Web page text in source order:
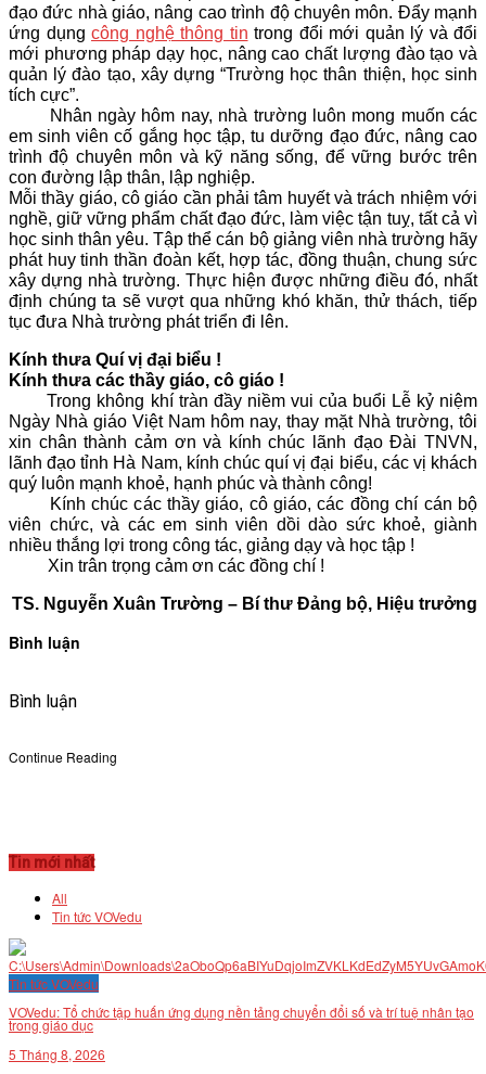
đạo đức nhà giáo, nâng cao trình độ chuyên môn. Đẩy mạnh
ứng dụng công nghệ thông tin trong đổi mới quản lý và đổi
mới phương pháp dạy học, nâng cao chất lượng đào tạo và
quản lý đào tạo, xây dựng “Trường học thân thiện, học sinh
tích cực”.
Nhân ngày hôm nay, nhà trường luôn mong muốn các
em sinh viên cố gắng học tập, tu dưỡng đạo đức, nâng cao
trình độ chuyên môn và kỹ năng sống, để vững bước trên
con đường lập thân, lập nghiệp.
Mỗi thầy giáo, cô giáo cần phải tâm huyết và trách nhiệm với
nghề, giữ vững phẩm chất đạo đức, làm việc tận tuỵ, tất cả vì
học sinh thân yêu. Tập thể cán bộ giảng viên nhà trường hãy
phát huy tinh thần đoàn kết, hợp tác, đồng thuận, chung sức
xây dựng nhà trường. Thực hiện được những điều đó, nhất
định chúng ta sẽ vượt qua những khó khăn, thử thách, tiếp
tục đưa Nhà trường phát triển đi lên.
Kính thưa Quí vị đại biểu !
Kính thưa các thầy giáo, cô giáo !
Trong không khí tràn đầy niềm vui của buổi Lễ kỷ niệm
Ngày Nhà giáo Việt Nam hôm nay, thay mặt Nhà trường, tôi
xin chân thành cảm ơn và kính chúc lãnh đạo Đài TNVN,
lãnh đạo tỉnh Hà Nam, kính chúc quí vị đại biểu, các vị khách
quý luôn mạnh khoẻ, hạnh phúc và thành công!
Kính chúc các thầy giáo, cô giáo, các đồng chí cán bộ
viên chức, và các em sinh viên dồi dào sức khoẻ, giành
nhiều thắng lợi trong công tác, giảng dạy và học tập !
Xin trân trọng cảm ơn các đồng chí !
TS. Nguyễn Xuân Trường – Bí thư Đảng bộ, Hiệu trưởng
Bình luận
Bình luận
Continue Reading
Tin mới nhất
All
Tin tức VOVedu
Tin tức VOVedu
VOVedu: Tổ chức tập huấn ứng dụng nền tảng chuyển đổi số và trí tuệ nhân tạo
trong giáo dục
5 Tháng 8, 2026